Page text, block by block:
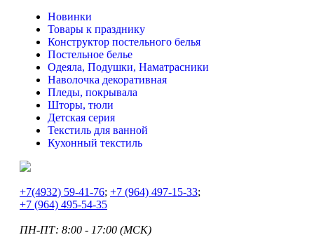
Новинки
Товары к празднику
Конструктор постельного белья
Постельное белье
Одеяла, Подушки, Наматрасники
Наволочка декоративная
Пледы, покрывала
Шторы, тюли
Детская серия
Текстиль для ванной
Кухонный текстиль
+7(4932) 59-41-76; +7 (964) 497-15-33;
+7 (964) 495-54-35
ПН-ПТ: 8:00 - 17:00 (МСК)